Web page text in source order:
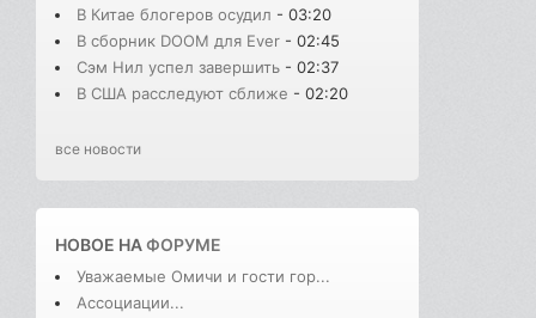
В Китае блогеров осудил - 03:20
В сборник DOOM для Ever - 02:45
Сэм Нил успел завершить - 02:37
В США расследуют сближе - 02:20
все новости
НОВОЕ НАФОРУМЕ
Уважаемые Омичи и гости гор...
Ассоциации...